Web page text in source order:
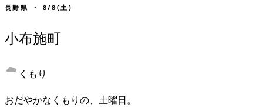
長野県 ・ 8/8(土)
小布施町
くもり
おだやかなくもりの、土曜日。